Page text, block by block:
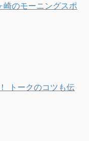
のモーニングスポ
トークのコツも伝